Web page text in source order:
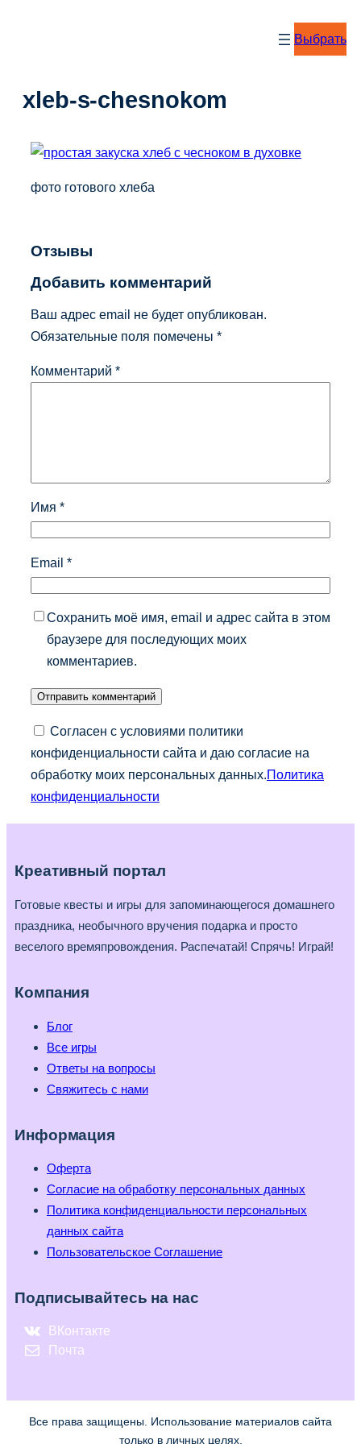
Выбрать
xleb-s-chesnokom
фото готового хлеба
Отзывы
Добавить комментарий
Ваш адрес email не будет опубликован.
Обязательные поля помечены *
Комментарий *
Имя *
Email *
Сохранить моё имя, email и адрес сайта в этом
браузере для последующих моих
комментариев.
Согласен с условиями политики
конфиденциальности сайта и даю согласие на
обработку моих персональных данных. Политика
конфиденциальности
Креативный портал
Готовые квесты и игры для запоминающегося домашнего
праздника, необычного вручения подарка и просто
веселого времяпровождения. Распечатай! Спрячь! Играй!
Компания
Блог
Все игры
Ответы на вопросы
Свяжитесь с нами
Информация
Оферта
Согласие на обработку персональных данных
Политика конфиденциальности персональных
данных сайта
Пользовательское Соглашение
Подписывайтесь на нас
ВКонтакте
Почта
Все права защищены. Использование материалов сайта
только в личных целях.